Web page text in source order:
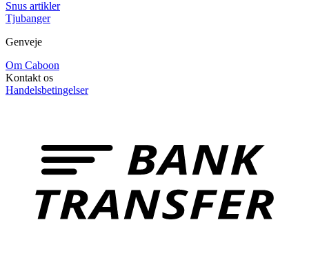
Snus artikler
Tjubanger
Genveje
Om Caboon
Kontakt os
Handelsbetingelser